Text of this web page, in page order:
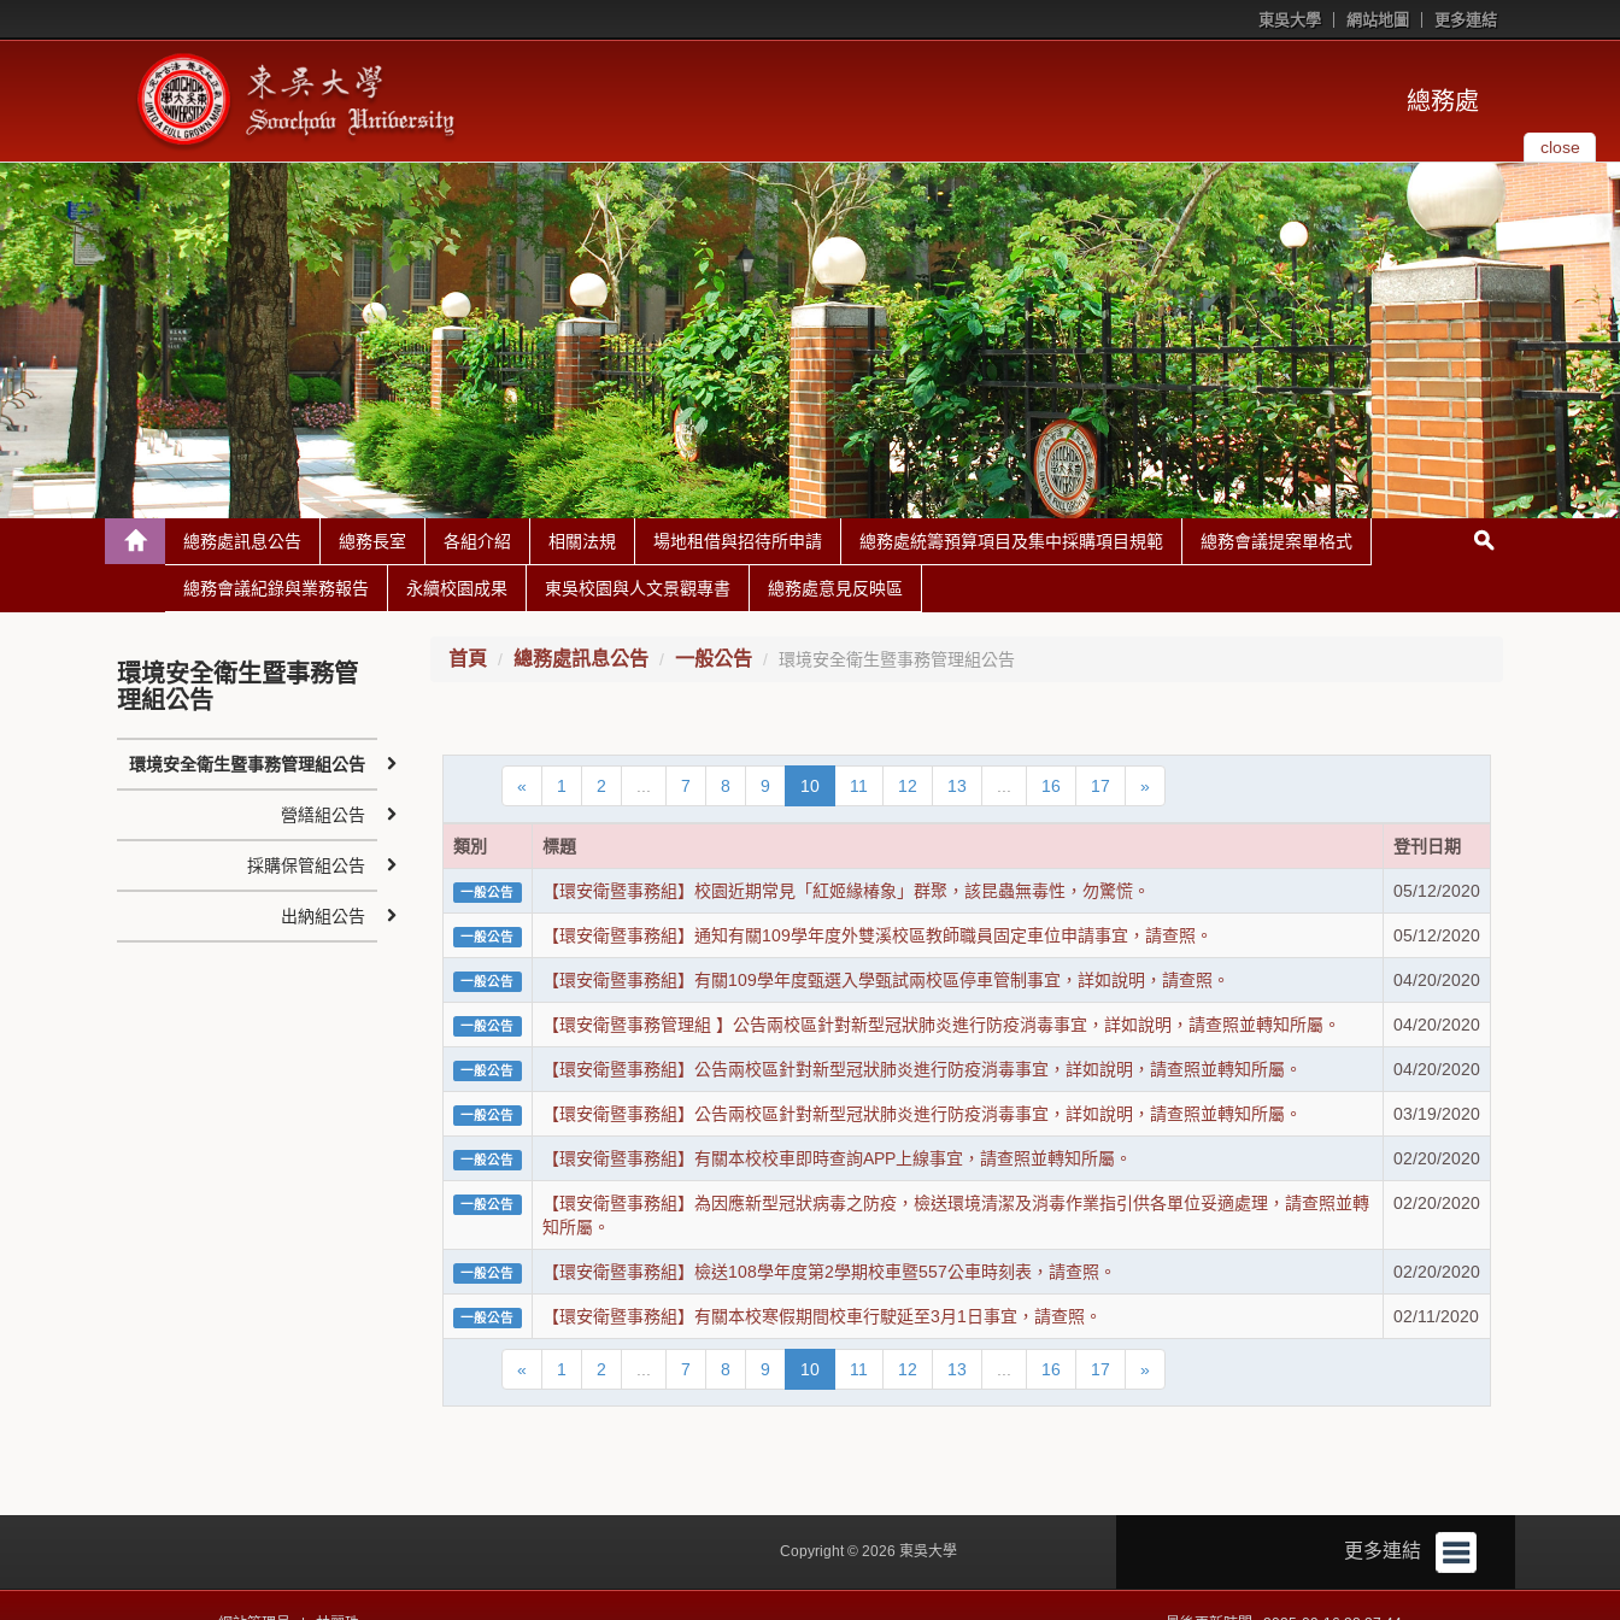
東吳大學 網站地圖 更多連結
總務處
close
總務處訊息公告 總務長室 各組介紹 相關法規 場地租借與招待所申請 總務處統籌預算項目及集中採購項目規範 總務會議提案單格式
總務會議紀錄與業務報告 永續校園成果 東吳校園與人文景觀專書 總務處意見反映區
首頁 總務處訊息公告 一般公告 環境安全衛生暨事務管理組公告
« 1 2 7 8 9 10 11 12 13 16 17 »
類別 標題 登刊日期
一般公告 【環安衛暨事務組】校園近期常見「紅姬緣椿象」群聚，該昆蟲無毒性，勿驚慌。 05/12/2020
一般公告 【環安衛暨事務組】通知有關109學年度外雙溪校區教師職員固定車位申請事宜，請查照。 05/12/2020
一般公告 【環安衛暨事務組】有關109學年度甄選入學甄試兩校區停車管制事宜，詳如說明，請查照。 04/20/2020
一般公告 【環安衛暨事務管理組 】公告兩校區針對新型冠狀肺炎進行防疫消毒事宜，詳如說明，請查照並轉知所屬。 04/20/2020
一般公告 【環安衛暨事務組】公告兩校區針對新型冠狀肺炎進行防疫消毒事宜，詳如說明，請查照並轉知所屬。 04/20/2020
一般公告 【環安衛暨事務組】公告兩校區針對新型冠狀肺炎進行防疫消毒事宜，詳如說明，請查照並轉知所屬。 03/19/2020
一般公告 【環安衛暨事務組】有關本校校車即時查詢APP上線事宜，請查照並轉知所屬。 02/20/2020
一般公告
【環安衛暨事務組】為因應新型冠狀病毒之防疫，檢送環境清潔及消毒作業指引供各單位妥適處理，請查照並轉
知所屬。
02/20/2020
一般公告 【環安衛暨事務組】檢送108學年度第2學期校車暨557公車時刻表，請查照。 02/20/2020
一般公告 【環安衛暨事務組】有關本校寒假期間校車行駛延至3月1日事宜，請查照。 02/11/2020
« 1 2 7 8 9 10 11 12 13 16 17 »
環境安全衛生暨事務管
理組公告
環境安全衛生暨事務管理組公告
營繕組公告
採購保管組公告
出納組公告
更多連結
Copyright © 2026 東吳大學